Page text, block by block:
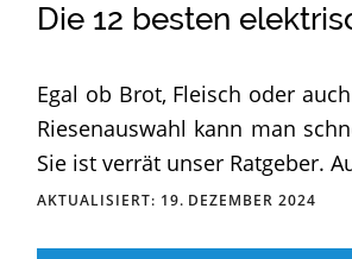
Die 12 besten
Egal ob Brot, Fleisch oder
Riesenauswahl kann man
Sie ist verrät unser Ratgeber.
AKTUALISIERT: 19. DEZEMBER 2024